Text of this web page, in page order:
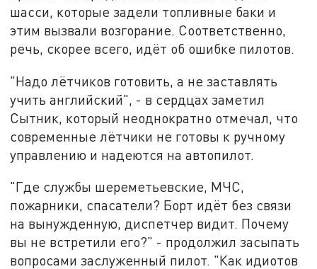
шасси, которые задели топливные баки и
этим вызвали возгорание. Соответственно,
речь, скорее всего, идёт об ошибке пилотов.
"Надо лётчиков готовить, а не заставлять
учить английский", - в сердцах заметил
Сытник, который неоднократно отмечал, что
современные лётчики не готовы к ручному
управлению и надеются на автопилот.
"Где службы шереметьевские, МЧС,
пожарники, спасатели? Борт идёт без связи
на вынужденную, диспетчер видит. Почему
вы не встретили его?" - продолжил засыпать
вопросами заслуженный пилот. "Как идиотов